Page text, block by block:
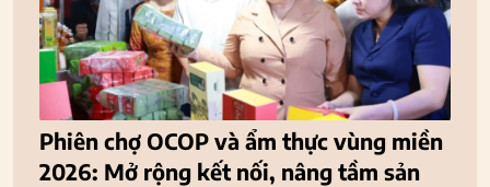
Phiên chợ OCOP và ẩm thực vùng miền
2026: Mở rộng kết nối, nâng tầm sản